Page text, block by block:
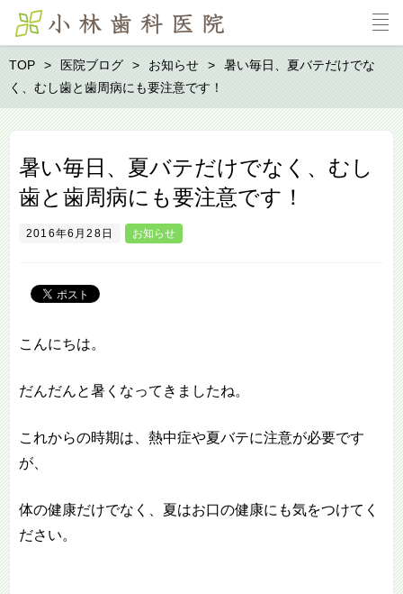
TOP 医院ブログ お知らせ
暑い毎日、夏バテだけでな
く、むし歯と歯周病にも要注意です！
暑い毎日、夏バテだけでなく、むし
歯と歯周病にも要注意です！
2016年6月28日 お知らせ
こんにちは。
だんだんと暑くなってきましたね。
これからの時期は、熱中症や夏バテに注意が必要です
が、
体の健康だけでなく、夏はお口の健康にも気をつけてく
ださい。